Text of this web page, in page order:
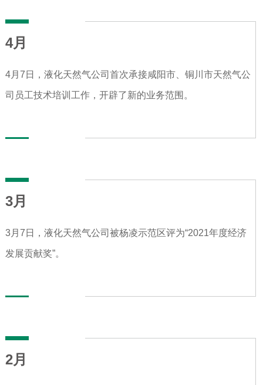
4月
4月7日，液化天然气公司首次承接咸阳市、铜川市天然气公
司员工技术培训工作，开辟了新的业务范围。
3月
3月7日，液化天然气公司被杨凌示范区评为“2021年度经济
发展贡献奖”。
2月